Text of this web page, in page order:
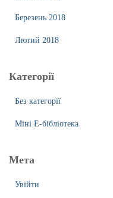
Березень 2018
Лютий 2018
Категорії
Без категорії
Міні Е-бібліотека
Мета
Увійти